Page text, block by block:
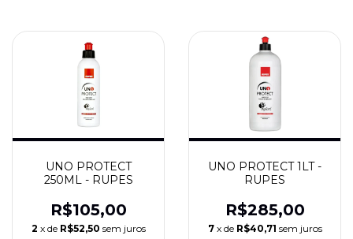
UNO PROTECT
250ML - RUPES
R$105,00
2 x de R$52,50 sem juros
UNO PROTECT 1LT -
RUPES
R$285,00
7 x de R$40,71 sem juros